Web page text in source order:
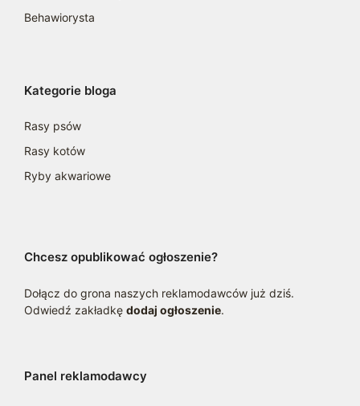
Behawiorysta
Kategorie bloga
Rasy psów
Rasy kotów
Ryby akwariowe
Chcesz opublikować ogłoszenie?
Dołącz do grona naszych reklamodawców już dziś.
Odwiedź zakładkę dodaj ogłoszenie.
Panel reklamodawcy